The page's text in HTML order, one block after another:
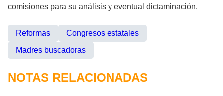
comisiones para su análisis y eventual dictaminación.
Reformas
Congresos estatales
Madres buscadoras
NOTAS RELACIONADAS